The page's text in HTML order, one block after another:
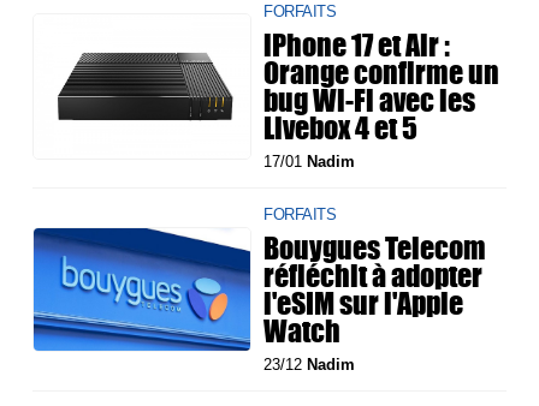
FORFAITS
iPhone 17 et Air :
Orange confirme un
bug Wi-Fi avec les
Livebox 4 et 5
17/01 Nadim
FORFAITS
Bouygues Telecom
réfléchit à adopter
l'eSIM sur l'Apple
Watch
23/12 Nadim